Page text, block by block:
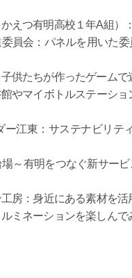
えつ有明高校１年A組）
員会：パネルを用いた
供たちが作ったゲームで
やマイボトルステーシ
ー江東：サステナビリ
～有明をつなぐ新サー
房：身近にある素材を
ミネーションを楽しんで